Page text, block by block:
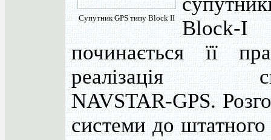
Супутник GPS типу Block II
Block-I
починається її
реалізація
NAVSTAR-GPS.
системи до штатного